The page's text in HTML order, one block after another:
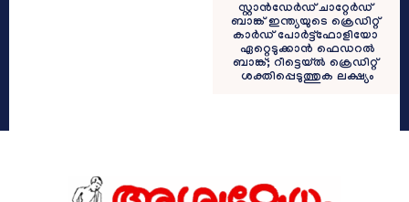
സ്റ്റാൻഡേർഡ് ചാറ്റേർഡ്
ബാങ്ക് ഇന്ത്യയുടെ ക്രെഡിറ്റ്
കാർഡ് പോർട്ട്ഫോളിയോ
ഏറ്റെടുക്കാൻ ഫെഡറൽ
ബാങ്ക്; റീട്ടെയ്ൽ ക്രെഡിറ്റ്
ശക്തിപ്പെടുത്തുക ലക്ഷ്യം